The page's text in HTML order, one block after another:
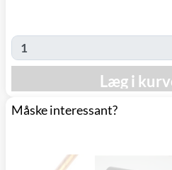
GLS Erhverv 49,00 kr.
-
Click&Collect i
(9230)
0,00 kr.
-
Læg i
Måske interessant?